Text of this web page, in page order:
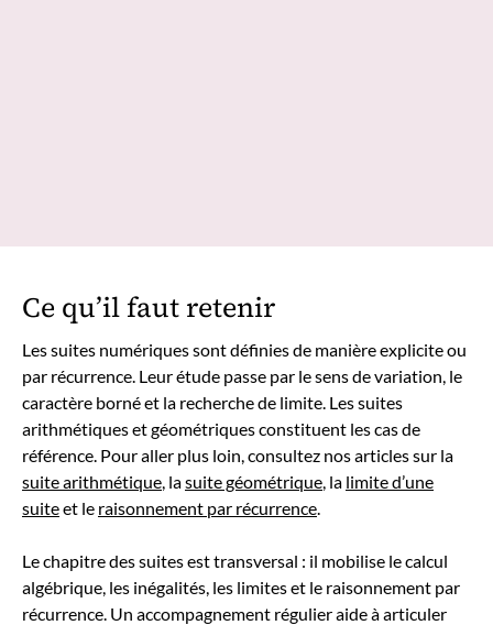
Ce qu’il faut retenir
Les suites numériques sont définies de manière explicite ou
par récurrence. Leur étude passe par le sens de variation, le
caractère borné et la recherche de limite. Les suites
arithmétiques et géométriques constituent les cas de
référence. Pour aller plus loin, consultez nos articles sur la
suite arithmétique, lasuite géométrique, la limite d’une
suiteet le raisonnement par récurrence.
Le chapitre des suites est transversal : il mobilise le calcul
algébrique, les inégalités, les limites et le raisonnement par
récurrence. Un accompagnement régulier aide à articuler